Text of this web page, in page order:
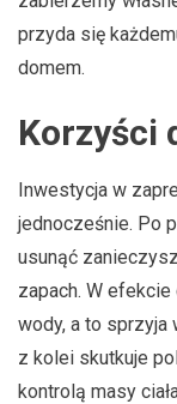
przyda się
domem.
Korzyści
Inwestycja w
jednocześnie. Po
usunąć
zapach. W
wody, a to sprzyja
z kolei skutkuje
kontrolą masy